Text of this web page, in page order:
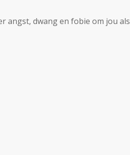
angst, dwang en fobie om jou als